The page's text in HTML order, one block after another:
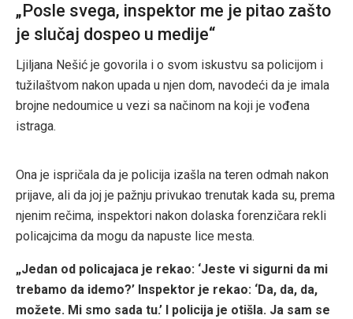
„Posle svega, inspektor me je pitao zašto
je slučaj dospeo u medije“
Ljiljana Nešić je govorila i o svom iskustvu sa policijom i
tužilaštvom nakon upada u njen dom, navodeći da je imala
brojne nedoumice u vezi sa načinom na koji je vođena
istraga.
Ona je ispričala da je policija izašla na teren odmah nakon
prijave, ali da joj je pažnju privukao trenutak kada su, prema
njenim rečima, inspektori nakon dolaska forenzičara rekli
policajcima da mogu da napuste lice mesta.
„Jedan od policajaca je rekao: ‘Jeste vi sigurni da mi
trebamo da idemo?’ Inspektor je rekao: ‘Da, da, da,
možete. Mi smo sada tu.’ I policija je otišla. Ja sam se